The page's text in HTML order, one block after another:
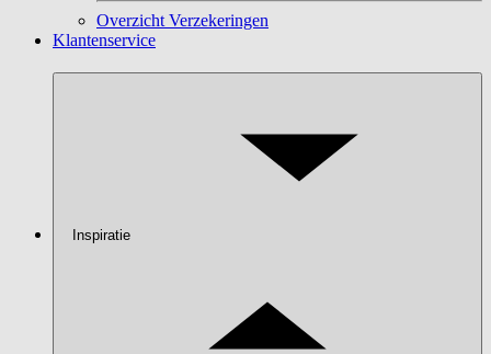
Overzicht Verzekeringen
Klantenservice
Inspiratie